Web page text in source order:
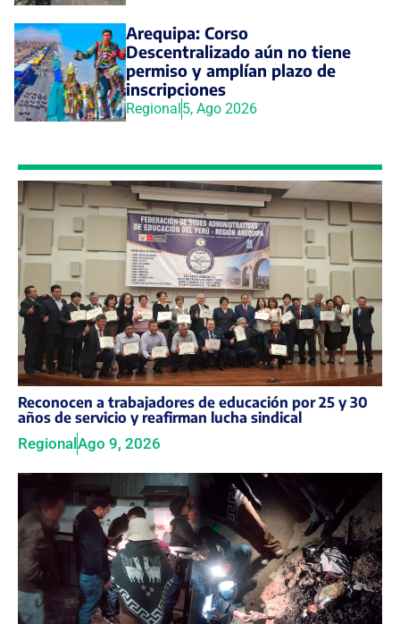
Arequipa: Corso
Descentralizado aún no tiene
permiso y amplían plazo de
inscripciones
Regional5, Ago 2026
Reconocen a trabajadores de educación por 25 y 30
años de servicio y reafirman lucha sindical
RegionalAgo 9, 2026